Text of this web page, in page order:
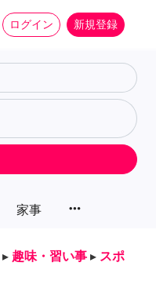
ログイン 新規登録
家事 more_horiz
▸ 趣味・習い事 ▸ スポ